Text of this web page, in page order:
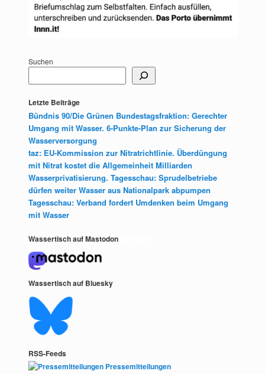
Suchen
Letzte Beiträge
Bündnis 90/Die Grünen Bundestagsfraktion: Gerechter
Umgang mit Wasser. 6-Punkte-Plan zur Sicherung der
Wasserversorgung
taz: EU-Kommission zur Nitratrichtlinie. Überdüngung
mit Nitrat kostet die Allgemeinheit Milliarden
Wasserprivatisierung. Tagesschau: Sprudelbetriebe
dürfen weiter Wasser aus Nationalpark abpumpen
Tagesschau: Verband fordert Umdenken beim Umgang
mit Wasser
Wassertisch auf Mastodon
Wassertisch auf Bluesky
RSS-Feeds
Pressemitteilungen